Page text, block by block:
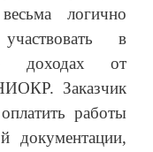
логично
в
доходах от
Заказчик
работы
документации,